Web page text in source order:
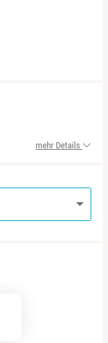
mehr Details